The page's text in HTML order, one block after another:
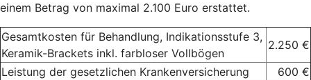
einem Betrag von maximal 2.100 Euro erstattet.
Gesamtkosten für Behandlung, Indikationsstufe 3,
Keramik-Brackets inkl. farbloser Vollbögen
2.250 €
Leistung der gesetzlichen Krankenversicherung
600 €